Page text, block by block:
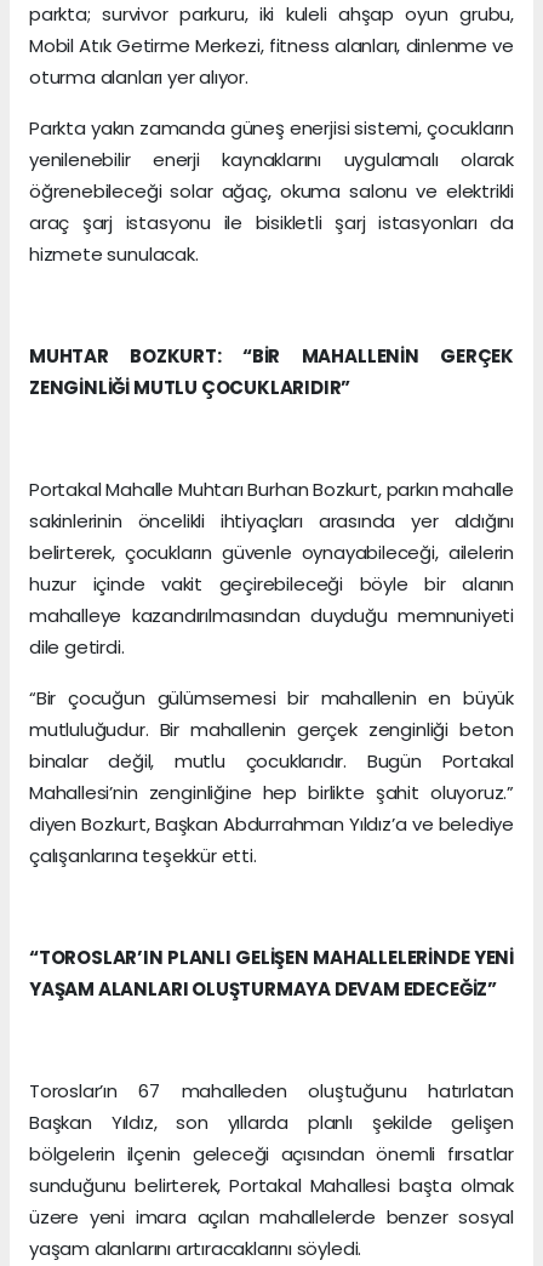
parkta; survivor parkuru, iki kuleli ahşap oyun grubu,
Mobil Atık Getirme Merkezi, fitness alanları, dinlenme ve
oturma alanları yer alıyor.
Parkta yakın zamanda güneş enerjisi sistemi, çocukların
yenilenebilir enerji kaynaklarını uygulamalı olarak
öğrenebileceği solar ağaç, okuma salonu ve elektrikli
araç şarj istasyonu ile bisikletli şarj istasyonları da
hizmete sunulacak.
MUHTAR BOZKURT: “BİR MAHALLENİN GERÇEK
ZENGİNLİĞİ MUTLU ÇOCUKLARIDIR”
Portakal Mahalle Muhtarı Burhan Bozkurt, parkın mahalle
sakinlerinin öncelikli ihtiyaçları arasında yer aldığını
belirterek, çocukların güvenle oynayabileceği, ailelerin
huzur içinde vakit geçirebileceği böyle bir alanın
mahalleye kazandırılmasından duyduğu memnuniyeti
dile getirdi.
“Bir çocuğun gülümsemesi bir mahallenin en büyük
mutluluğudur. Bir mahallenin gerçek zenginliği beton
binalar değil, mutlu çocuklarıdır. Bugün Portakal
Mahallesi’nin zenginliğine hep birlikte şahit oluyoruz.”
diyen Bozkurt, Başkan Abdurrahman Yıldız’a ve belediye
çalışanlarına teşekkür etti.
“TOROSLAR’IN PLANLI GELİŞEN MAHALLELERİNDE YENİ
YAŞAM ALANLARI OLUŞTURMAYA DEVAM EDECEĞİZ”
Toroslar’ın 67 mahalleden oluştuğunu hatırlatan
Başkan Yıldız, son yıllarda planlı şekilde gelişen
bölgelerin ilçenin geleceği açısından önemli fırsatlar
sunduğunu belirterek, Portakal Mahallesi başta olmak
üzere yeni imara açılan mahallelerde benzer sosyal
yaşam alanlarını artıracaklarını söyledi.